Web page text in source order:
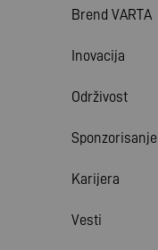
Brend VARTA
Inovacija
Održivost
Sponzorisanje
Karijera
Vesti